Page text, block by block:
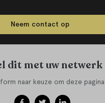
Neem contact op
dit met uw netwerk
naar keuze om deze